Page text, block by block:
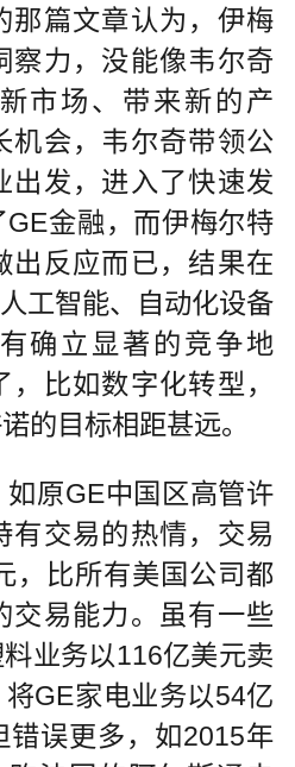
篇文章认为，伊梅
察力，没能像韦尔奇
市场、带来新的产
机会，韦尔奇带领公
出发，进入了快速发
金融，而伊梅尔特
出反应而已，结果在
工智能、自动化设备
确立显著的竞争地
比如数字化转型，
的目标相距甚远。
原GE中国区高管许
有交易的热情，交易
，比所有美国公司都
交易能力。虽有一些
业务以116亿美元卖
GE家电业务以54亿
错误更多，如2015年